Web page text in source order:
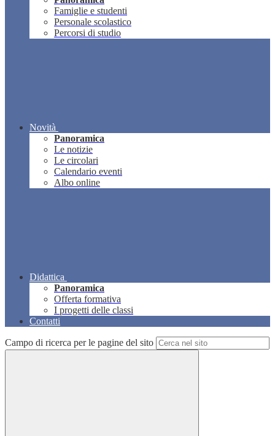
Famiglie e studenti
Personale scolastico
Percorsi di studio
Novità
Panoramica
Le notizie
Le circolari
Calendario eventi
Albo online
Didattica
Panoramica
Offerta formativa
I progetti delle classi
Contatti
Campo di ricerca per le pagine del sito